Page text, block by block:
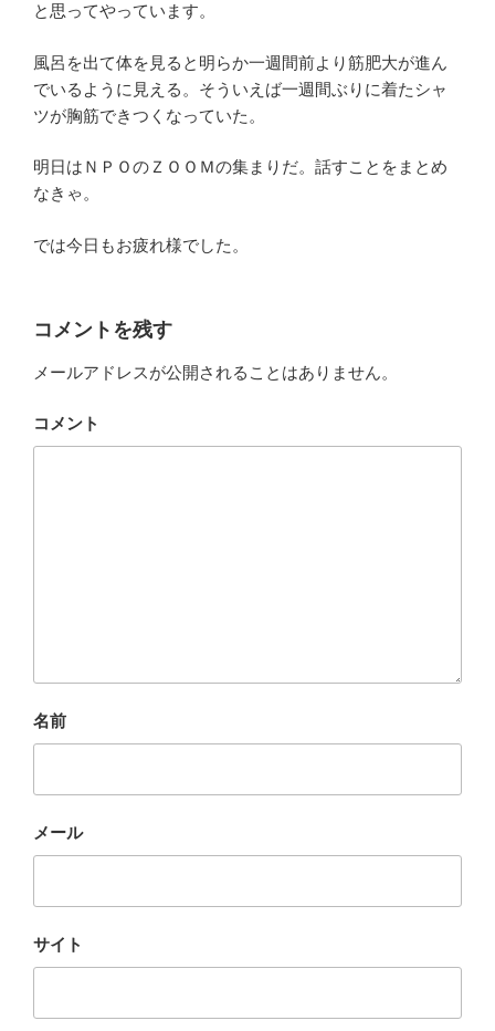
と思ってやっています。
風呂を出て体を見ると明らか一週間前より筋肥大が進ん
でいるように見える。そういえば一週間ぶりに着たシャ
ツが胸筋できつくなっていた。
明日はＮＰＯのＺＯＯＭの集まりだ。話すことをまとめ
なきゃ。
では今日もお疲れ様でした。
コメントを残す
メールアドレスが公開されることはありません。
コメント
名前
メール
サイト